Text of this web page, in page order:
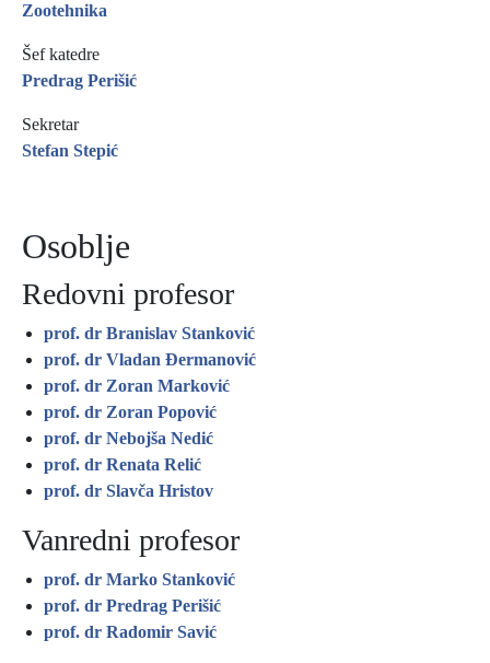
Zootehnika
Šef katedre
Predrag Perišić
Sekretar
Stefan Stepić
Osoblje
Redovni profesor
prof. dr Branislav Stanković
prof. dr Vladan Đermanović
prof. dr Zoran Marković
prof. dr Zoran Popović
prof. dr Nebojša Nedić
prof. dr Renata Relić
prof. dr Slavča Hristov
Vanredni profesor
prof. dr Marko Stanković
prof. dr Predrag Perišić
prof. dr Radomir Savić